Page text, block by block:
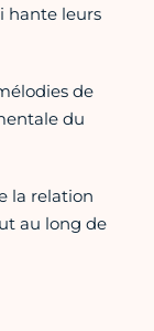
hante leurs
de
du
la relation
au long de